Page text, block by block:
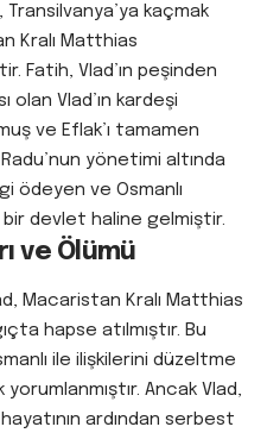
Transilvanya’ya kaçmak
Kralı Matthias
Fatih, Vlad’ın peşinden
olan Vlad’ın kardeşi
ve Eflak’ı tamamen
yönetimi altında
ödeyen ve Osmanlı
bir devlet haline gelmiştir.
ve Ölümü
Macaristan Kralı Matthias
hapse atılmıştır. Bu
ile ilişkilerini düzeltme
Ancak Vlad,
ardından serbest